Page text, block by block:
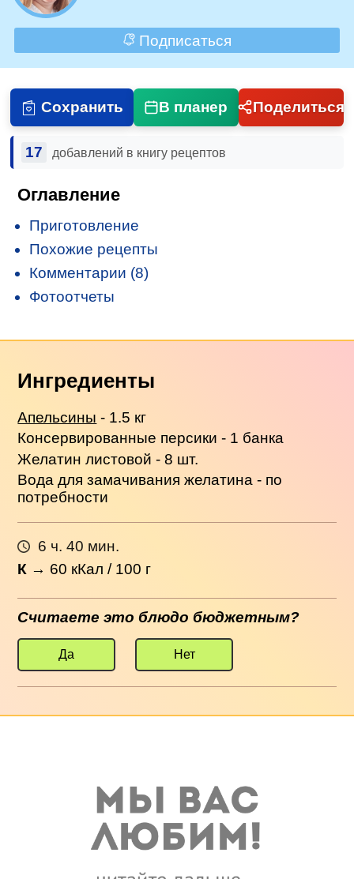
Подписаться
Сохранить В планер Поделиться
17 добавлений в книгу рецептов
Оглавление
Приготовление
Похожие рецепты
Комментарии (8)
Фотоотчеты
Ингредиенты
Апельсины - 1.5 кг
Консервированные персики - 1 банка
Желатин листовой - 8 шт.
Вода для замачивания желатина - по
потребности
6 ч. 40 мин.
К → 60 кКал / 100 г
Считаете это блюдо бюджетным?
Да Нет